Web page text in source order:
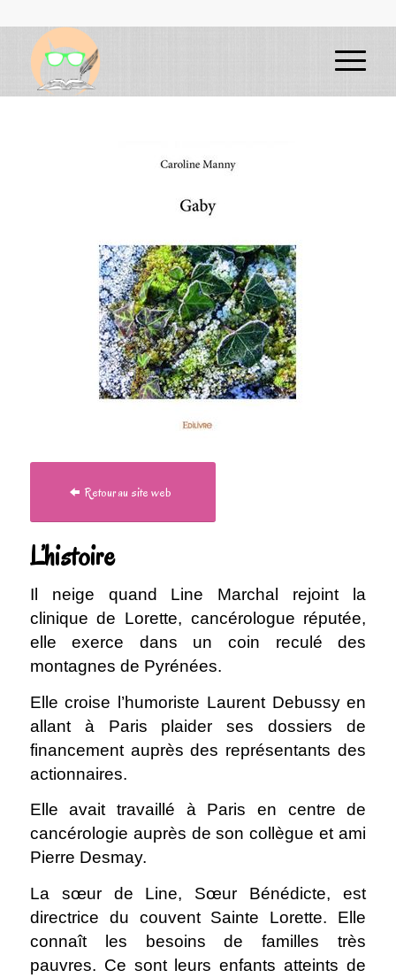
Retour au site web
L’histoire
Il neige quand Line Marchal rejoint la
clinique de Lorette, cancérologue réputée,
elle exerce dans un coin reculé des
montagnes de Pyrénées.
Elle croise l’humoriste Laurent Debussy en
allant à Paris plaider ses dossiers de
financement auprès des représentants des
actionnaires.
Elle avait travaillé à Paris en centre de
cancérologie auprès de son collègue et ami
Pierre Desmay.
La sœur de Line, Sœur Bénédicte, est
directrice du couvent Sainte Lorette. Elle
connaît les besoins de familles très
pauvres. Ce sont leurs enfants atteints de